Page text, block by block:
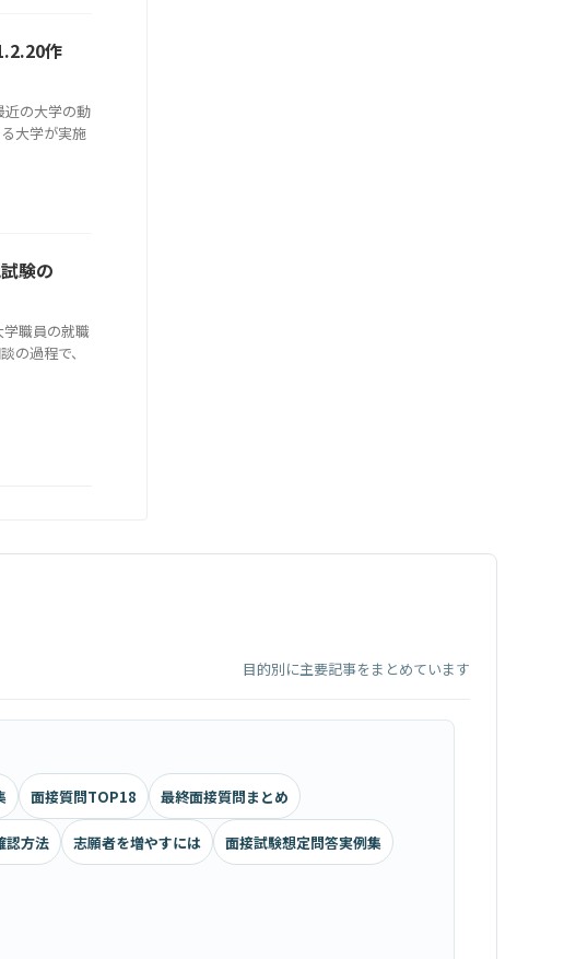
作
近の大学の動
大学が実施
験の
職員の就職
の過程で、
目的別に主要記事をまとめています
面接質問TOP18 最終面接質問まとめ
認方法 志願者を増やすには 面接試験想定問答実例集